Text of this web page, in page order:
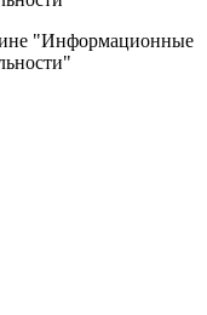
"Информационные